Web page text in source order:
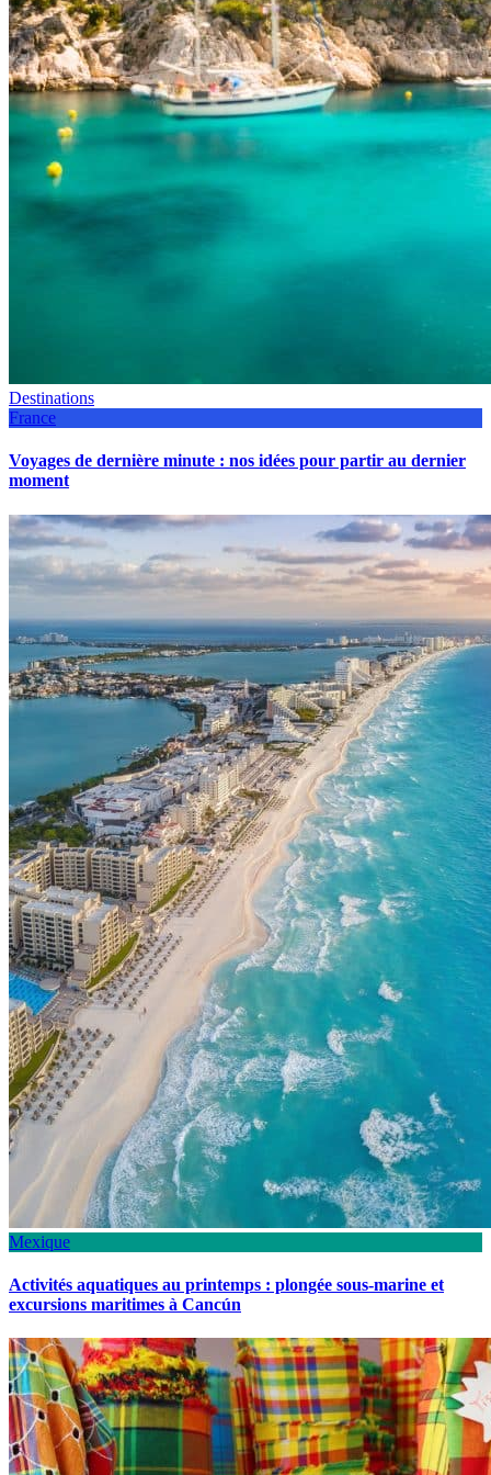
Destinations
France
Voyages de dernière minute : nos idées pour partir au dernier
moment
Mexique
Activités aquatiques au printemps : plongée sous-marine et
excursions maritimes à Cancún